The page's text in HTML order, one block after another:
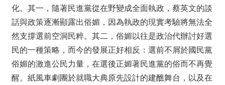
化。其一，隨著民進黨從在野變成全面執政，蔡英文的談
話與政策逐漸顯露出俗媚，因為執政的現實考驗將無法全
然支撐選前空洞民粹。其二，俗媚以往是政治代辦討好選
民的一種策略，而今的發展正好相反：選前不屑於國民黨
俗媚的激進公民力量，在選後正媚著民進黨的俗而不再覺
醒。紙風車劇團於就職大典原先設計的建醮舞台，以及在